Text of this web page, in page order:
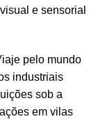
e sensorial
pelo mundo
industriais
sob a
em vilas